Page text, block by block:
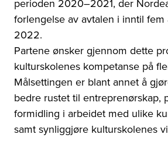
perioden 2020–2021, der
forlengelse av avtalen i inntil fem
2022.
Partene ønsker gjennom dette
kulturskolenes kompetanse på
Målsettingen er blant annet å
bedre rustet til entreprenørskap,
formidling i arbeidet med ulike
samt synliggjøre kulturskolenes